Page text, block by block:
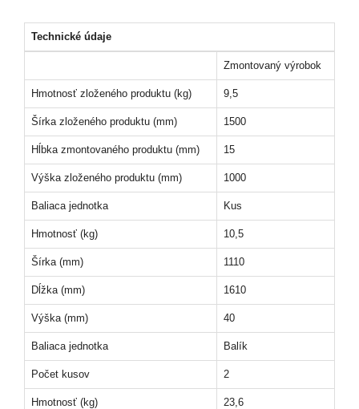
Technické údaje
Zmontovaný výrobok
Hmotnosť zloženého produktu (kg) 9,5
Šírka zloženého produktu (mm) 1500
Hĺbka zmontovaného produktu (mm) 15
Výška zloženého produktu (mm) 1000
Baliaca jednotka Kus
Hmotnosť (kg) 10,5
Šírka (mm) 1110
Dĺžka (mm) 1610
Výška (mm) 40
Baliaca jednotka Balík
Počet kusov 2
Hmotnosť (kg) 23,6